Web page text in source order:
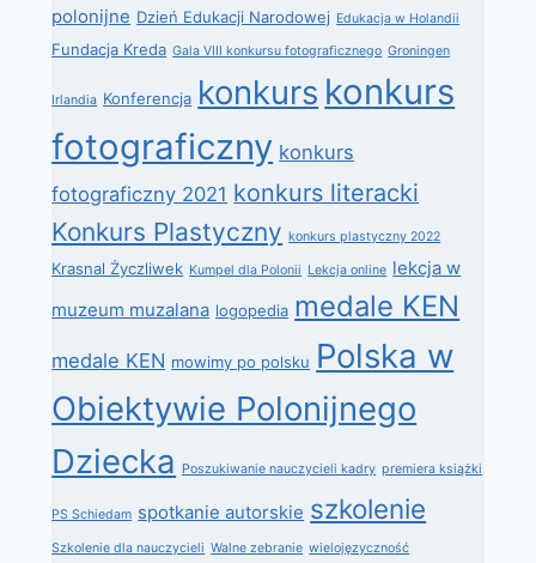
polonijne Dzień Edukacji Narodowej Edukacja w Holandii
Fundacja Kreda Gala VIII konkursu fotograficznego Groningen
Irlandia Konferencja konkurs konkurs
fotograficzny konkurs
fotograficzny 2021 konkurs literacki
Konkurs Plastyczny konkurs plastyczny 2022
Krasnal Życzliwek Kumpel dla Polonii Lekcja online lekcja w
muzeum muzalana logopedia medale KEN
medale KEN mowimy po polsku Polska w
Obiektywie Polonijnego
Dziecka
Poszukiwanie nauczycieli kadry premiera książki
PS Schiedam spotkanie autorskie szkolenie
Szkolenie dla nauczycieli Walne zebranie wielojęzyczność